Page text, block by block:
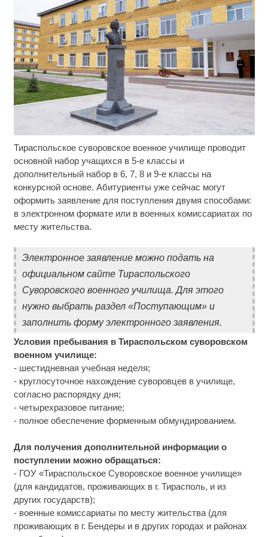
Тираспольское суворовское военное училище проводит
основной набор учащихся в 5-е классы и
дополнительный набор в 6, 7, 8 и 9-е классы на
конкурсной основе. Абитуриенты уже сейчас могут
оформить заявление для поступления двумя способами:
в электронном формате или в военных комиссариатах по
месту жительства.
Электронное заявление можно подать на
официальном сайте Тираспольского
Суворовского военного училища. Для этого
нужно выбрать раздел «Поступающим» и
заполнить форму электронного заявления.
Условия пребывания в Тираспольском суворовском
военном училище:
- шестидневная учебная неделя;
- круглосуточное нахождение суворовцев в училище,
согласно распорядку дня;
- четырехразовое питание;
- полное обеспечение форменным обмундированием.
Для получения дополнительной информации о
поступлении можно обращаться:
- ГОУ «Тираспольское Суворовское военное училище»
(для кандидатов, проживающих в г. Тирасполь, и из
других государств);
- военные комиссариаты по месту жительства (для
проживающих в г. Бендеры и в других городах и районах
i
Ржу не переставая, это видео пересмотришь не
раз
Ролик длится пару секунд, но вы будете в шоке
Ролик из Омска: вы будете смеяться долго